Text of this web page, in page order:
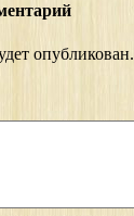
опубликован.